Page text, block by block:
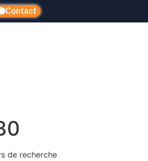
Contact
de recherche